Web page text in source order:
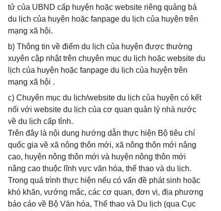
tử của UBND cấp huyện hoặc website riêng quảng bá
du lịch của huyện hoặc fanpage du lịch của huyện trên
mạng xã hội.
b) Thông tin về điểm du lịch của huyện được thường
xuyên cập nhật trên chuyên mục du lịch hoặc website du
lịch của huyện hoặc fanpage du lịch của huyện trên
mạng xã hội .
c) Chuyên mục du lịch/website du lịch của huyện có kết
nối với website du lịch của cơ quan quản lý nhà nước
về du lịch cấp tỉnh.
Trên đây là nội dung hướng dẫn thực hiện Bộ tiêu chí
quốc gia về xã nông thôn mới, xã nông thôn mới nâng
cao, huyện nông thôn mới và huyện nông thôn mới
nâng cao thuộc lĩnh vực văn hóa, thể thao và du lịch.
Trong quá trình thực hiện nếu có vấn đề phát sinh hoặc
khó khăn, vướng mắc, các cơ quan, đơn vị, địa phương
báo cáo về Bộ Văn hóa, Thể thao và Du lịch (qua Cục